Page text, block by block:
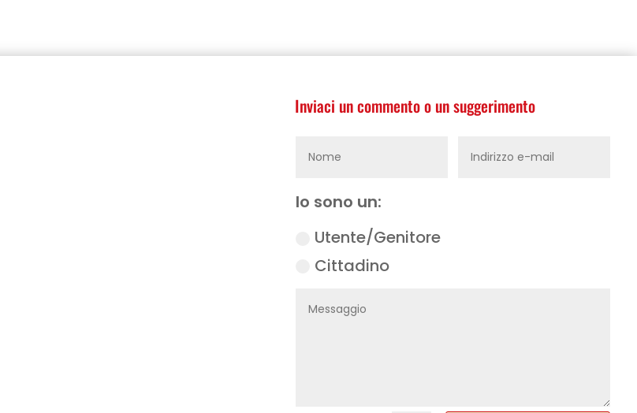
Inviaci un commento o un suggerimento
Io sono un:
Utente/Genitore
Cittadino